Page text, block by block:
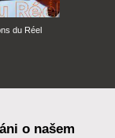
du Réel
o našem